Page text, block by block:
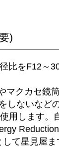
)
比をF12～
マクカセ鏡
しないなど
用します。
て星見屋